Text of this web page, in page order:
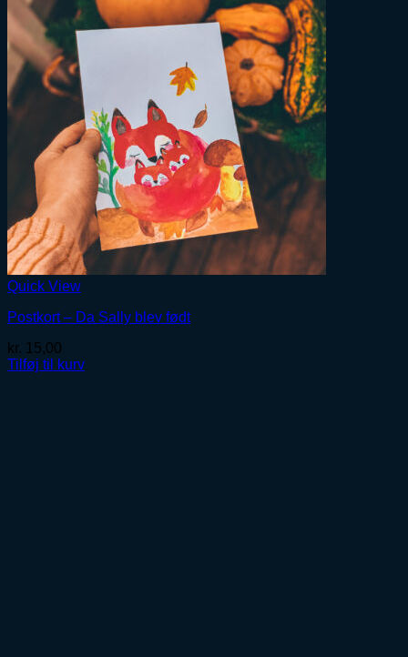
Quick View
Postkort – Da Sally blev født
kr. 15,00
Tilføj til kurv